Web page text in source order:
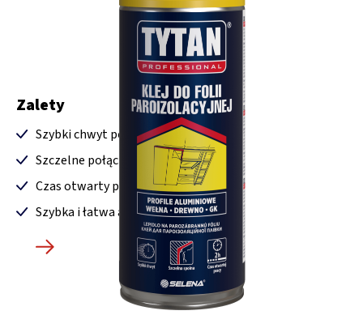
Zalety
Szybki chwyt początkowy
Szczelne połączenie
Czas otwarty pracy aż do 2 h
Szybka i łatwa aplikacja